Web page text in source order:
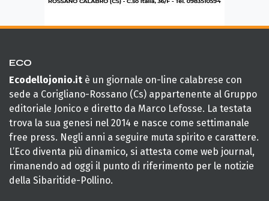
ECO
Ecodellojonio.it è un giornale on-line calabrese con
sede a Corigliano-Rossano (Cs) appartenente al Gruppo
editoriale Jonico e diretto da Marco Lefosse. La testata
trova la sua genesi nel 2014 e nasce come settimanale
free press. Negli anni a seguire muta spirito e carattere.
L’Eco diventa più dinamico, si attesta come web journal,
rimanendo ad oggi il punto di riferimento per le notizie
della Sibaritide-Pollino.